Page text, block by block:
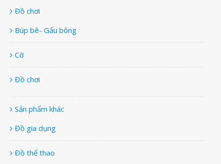
Đồ chơi
Búp bê- Gấu bông
Cờ
Đồ chơi
Sản phẩm khác
Đồ gia dụng
Đồ thể thao